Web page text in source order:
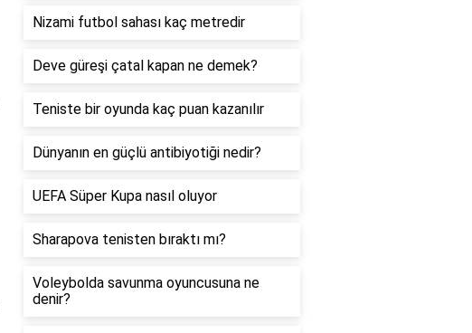
Nizami futbol sahası kaç metredir
Deve güreşi çatal kapan ne demek?
Teniste bir oyunda kaç puan kazanılır
Dünyanın en güçlü antibiyotiği nedir?
UEFA Süper Kupa nasıl oluyor
Sharapova tenisten bıraktı mı?
Voleybolda savunma oyuncusuna ne
denir?